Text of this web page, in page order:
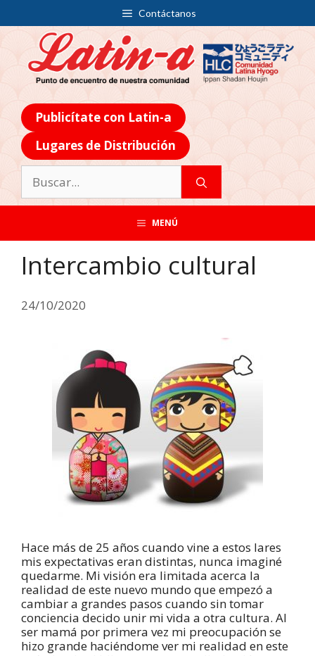
Contáctanos
Publicítate con Latin-a
Lugares de Distribución
MENÚ
Intercambio cultural
24/10/2020
Hace más de 25 años cuando vine a estos lares
mis expectativas eran distintas, nunca imaginé
quedarme. Mi visión era limitada acerca la
realidad de este nuevo mundo que empezó a
cambiar a grandes pasos cuando sin tomar
conciencia decido unir mi vida a otra cultura. Al
ser mamá por primera vez mi preocupación se
hizo grande haciéndome ver mi realidad en este